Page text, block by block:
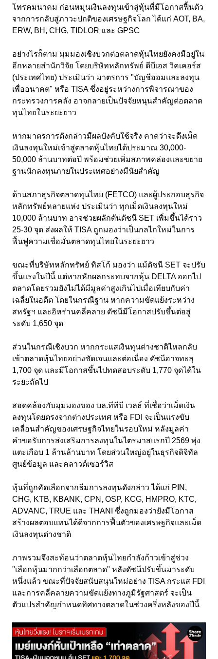
โทรคมนาคม ก่อนหมุนเงินลงทุนเข้าสู่หุ้นที่มีโอกาสฟื้นตัว
จากการกลับสู่ภาวะปกติของเศรษฐกิจโลก ได้แก่ AOT, BA,
ERW, BH, CHG, TIDLOR และ GPSC
อย่างไรก็ตาม มุมมองเชิงบวกต่อตลาดหุ้นไทยยังคงมีอยู่ใน
อีกหลายสำนักวิจัย โดยบริษัทหลักทรัพย์ ดีบีเอส วิคเคอร์ส
(ประเทศไทย) ประเมินว่า มาตรการ "บัญชีออมและลงทุน
เพื่ออนาคต" หรือ TISA ซึ่งอยู่ระหว่างการพิจารณาของ
กระทรวงการคลัง อาจกลายเป็นปัจจัยหนุนสำคัญต่อตลาด
ทุนไทยในระยะยาว
หากมาตรการดังกล่าวมีผลบังคับใช้จริง คาดว่าจะดึงเม็ด
เงินลงทุนใหม่เข้าสู่ตลาดหุ้นไทยได้ประมาณ 30,000-
50,000 ล้านบาทต่อปี พร้อมช่วยเพิ่มสภาพคล่องและขยาย
ฐานนักลงทุนภายในประเทศอย่างมีนัยสำคัญ
ด้านสภาธุรกิจตลาดทุนไทย (FETCO) และผู้ประกอบธุรกิจ
หลักทรัพย์หลายแห่ง ประเมินว่า ทุกเม็ดเงินลงทุนใหม่
10,000 ล้านบาท อาจช่วยผลักดันดัชนี SET เพิ่มขึ้นได้ราว
25-30 จุด ส่งผลให้ TISA ถูกมองว่าเป็นกลไกใหม่ในการ
ฟื้นฟูความเชื่อมั่นตลาดทุนไทยในระยะยาว
ขณะที่บริษัทหลักทรัพย์ ทิสโก้ มองว่า แม้ดัชนี SET จะปรับ
ขึ้นแรงในปีนี้ แต่หากหักผลกระทบจากหุ้น DELTA ออกไป
ตลาดโดยรวมยังไม่ได้มีมูลค่าสูงเกินไปเมื่อเทียบกับค่า
เฉลี่ยในอดีต โดยในกรณีฐาน หากความขัดแย้งระหว่าง
สหรัฐฯ และอิหร่านคลี่คลาย ดัชนีมีโอกาสปรับขึ้นต่อสู่
ระดับ 1,650 จุด
ส่วนในกรณีเชิงบวก หากกระแสเงินทุนต่างชาติไหลกลับ
เข้าตลาดหุ้นไทยอย่างชัดเจนและต่อเนื่อง ดัชนีอาจทะลุ
1,700 จุด และมีโอกาสขึ้นไปทดสอบระดับ 1,770 จุดได้ใน
ระยะถัดไป
สอดคล้องกับมุมมองของ บล.ทีทีบี เวลธ์ ที่เชื่อว่าเม็ดเงิน
ลงทุนโดยตรงจากต่างประเทศ หรือ FDI จะเป็นแรงขับ
เคลื่อนสำคัญของเศรษฐกิจไทยในรอบใหม่ หลังมูลค่า
คำขอรับการส่งเสริมการลงทุนในไตรมาสแรกปี 2569 พุ่ง
แตะเกือบ 1 ล้านล้านบาท โดยส่วนใหญ่อยู่ในธุรกิจดิจิทัล
ศูนย์ข้อมูล และคลาวด์เซอร์วิส
หุ้นที่ถูกคัดเลือกจากธีมการลงทุนดังกล่าว ได้แก่ PIN,
CHG, KTB, KBANK, CPN, OSP, KCG, HMPRO, KTC,
ADVANC, TRUE และ THANI ซึ่งถูกมองว่ายังมีโอกาส
สร้างผลตอบแทนได้ดีจากการฟื้นตัวของเศรษฐกิจและเม็ด
เงินลงทุนต่างชาติ
ภาพรวมจึงสะท้อนว่าตลาดหุ้นไทยกำลังก้าวเข้าสู่ช่วง
"เลือกหุ้นมากกว่าเลือกตลาด" หลังดัชนีปรับขึ้นมาระดับ
หนึ่งแล้ว ขณะที่ปัจจัยสนับสนุนใหม่อย่าง TISA กระแส FDI
และการคลี่คลายความขัดแย้งทางภูมิรัฐศาสตร์ จะเป็น
ตัวแปรสำคัญกำหนดทิศทางตลาดในช่วงครึ่งหลังของปีนี้